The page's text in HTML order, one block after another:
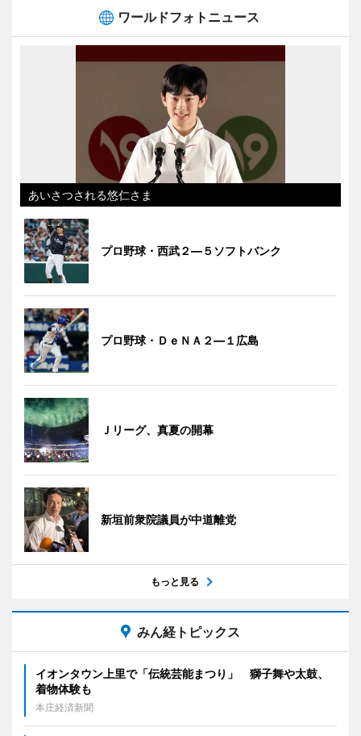
ワールドフォトニュース
あいさつされる悠仁さま
プロ野球・西武２―５ソフトバンク
プロ野球・ＤｅＮＡ２―１広島
Ｊリーグ、真夏の開幕
新垣前衆院議員が中道離党
もっと見る
みん経トピックス
イオンタウン上里で「伝統芸能まつり」 獅子舞や太鼓、
着物体験も
本庄経済新聞